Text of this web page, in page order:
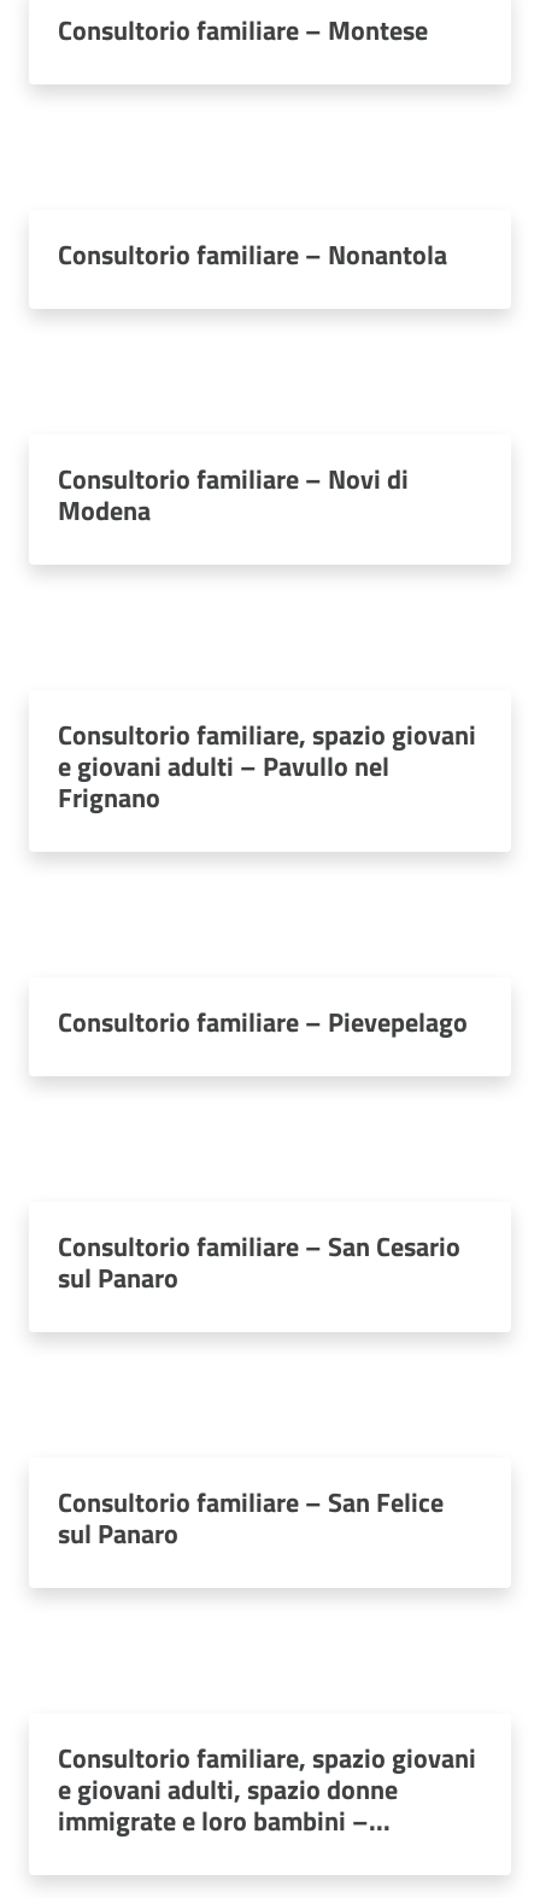
Consultorio familiare – Montese
Consultorio familiare – Nonantola
Consultorio familiare – Novi di
Modena
Consultorio familiare, spazio giovani
e giovani adulti – Pavullo nel
Frignano
Consultorio familiare – Pievepelago
Consultorio familiare – San Cesario
sul Panaro
Consultorio familiare – San Felice
sul Panaro
Consultorio familiare, spazio giovani
e giovani adulti, spazio donne
immigrate e loro bambini –...